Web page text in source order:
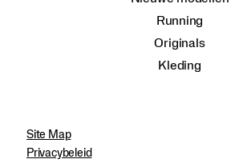
Running
Originals
Kleding
Site Map
Privacybeleid